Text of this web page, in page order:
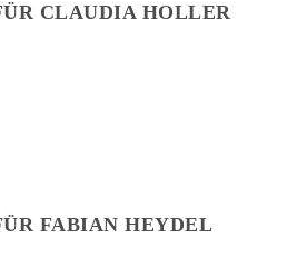
CLAUDIA HOLLER
FABIAN HEYDEL